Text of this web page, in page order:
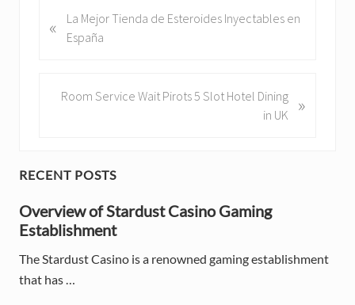
r
P
s
t
«
La Mejor Tienda de Esteroides Inyectables en
España
P
s
t
Room Service Wait Pirots 5 Slot Hotel Dining
in UK
»
P
r
i
m
RECENT POSTS
Overview of Stardust Casino Gaming
Establishment
The Stardust Casino is a renowned gaming establishment
that has …